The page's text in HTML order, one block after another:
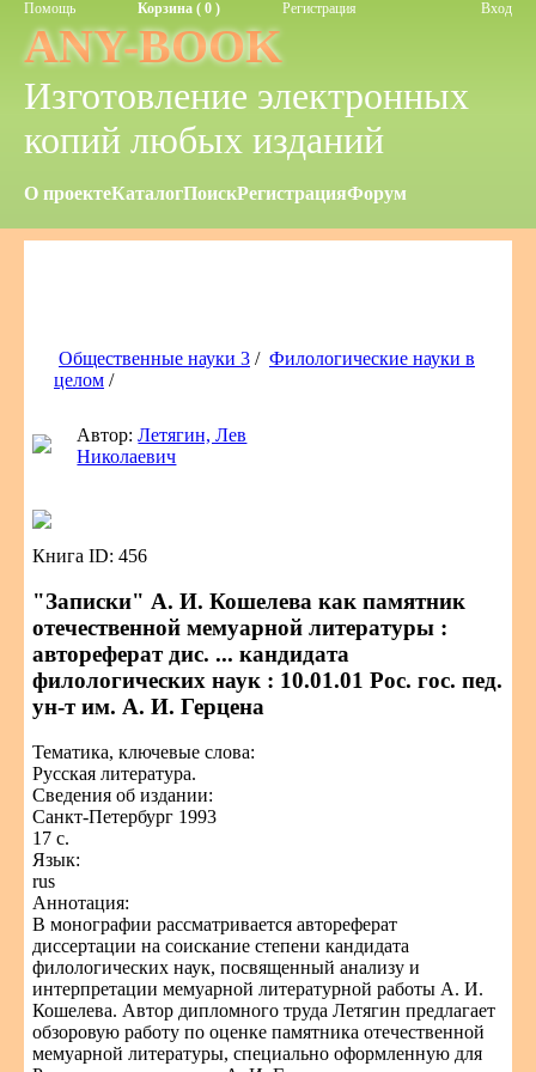
Помощь Корзина ( 0 ) Регистрация Вход
ANY-BOOK
Изготовление электронных
копий любых изданий
О проектеКаталогПоискРегистрацияФорум
Общественные науки 3 / Филологические науки в
целом /
Автор:Летягин, Лев
Николаевич
Книга ID: 456
"Записки" А. И. Кошелева как памятник
отечественной мемуарной литературы :
автореферат дис. ... кандидата
филологических наук : 10.01.01 Рос. гос. пед.
ун-т им. А. И. Герцена
Тематика, ключевые слова:
Русская литература.
Сведения об издании:
Санкт-Петербург 1993
17 с.
Язык:
rus
Аннотация:
В монографии рассматривается автореферат
диссертации на соискание степени кандидата
филологических наук, посвященный анализу и
интерпретации мемуарной литературной работы А. И.
Кошелева. Автор дипломного труда Летягин предлагает
обзоровую работу по оценке памятника отечественной
мемуарной литературы, специально оформленную для